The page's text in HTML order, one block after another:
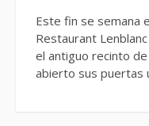
Este fin se semana
Restaurant
el antiguo recinto de
abierto sus puertas